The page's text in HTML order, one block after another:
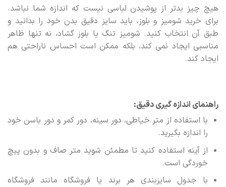
هیچ چیز بدتر از پوشیدن لباسی نیست که اندازه شما نباشد.
برای خرید شومیز و بلوز، باید سایز دقیق بدن خود را بدانید و
طبق آن انتخاب کنید. شومیز تنگ یا بلوز گشاد، نه تنها ظاهر
مناسبی ایجاد نمی کند، بلکه ممکن است احساس ناراحتی هم
ایجاد کند.
راهنمای اندازه گیری دقیق:
با استفاده از متر خیاطی، دور سینه، دور کمر و دور باسن خود
را اندازه بگیرید.
از آینه استفاده کنید تا مطمئن شوید متر صاف و بدون پیچ
خوردگی است.
با جدول سایزبندی هر برند یا فروشگاه مانند فروشگاه